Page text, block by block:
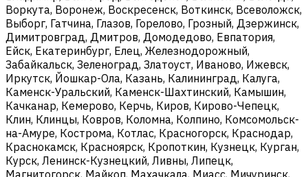
Воркута, Воронеж, Воскресенск, Воткинск, Всеволожск,
Выборг, Гатчина, Глазов, Горелово, Грозный, Дзержинск,
Димитровград, Дмитров, Домодедово, Евпатория,
Ейск, Екатеринбург, Елец, Железнодорожный,
Забайкальск, Зеленоград, Златоуст, Иваново, Ижевск,
Иркутск, Йошкар-Ола, Казань, Калининград, Калуга,
Каменск-Уральский, Каменск-Шахтинский, Камышин,
Качканар, Кемерово, Керчь, Киров, Кирово-Чепецк,
Клин, Клинцы, Ковров, Коломна, Колпино, Комсомольск-
на-Амуре, Кострома, Котлас, Красногорск, Краснодар,
Краснокамск, Красноярск, Кропоткин, Кузнецк, Курган,
Курск, Ленинск-Кузнецкий, Ливны, Липецк,
Магнитогорск, Майкоп, Махачкала, Миасс, Мичуринск,